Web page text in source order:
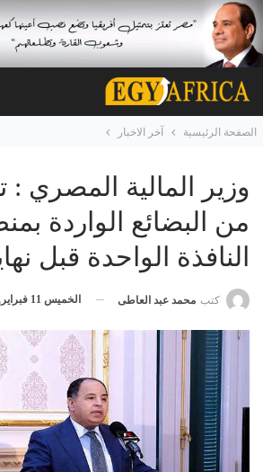
الصفحة الرئيسية آخر الاخبار
من البضائع الواردة
النافذة الواحدة قبل
كتب محمد عبد العاطى الخميس 11 فبراير, 2021